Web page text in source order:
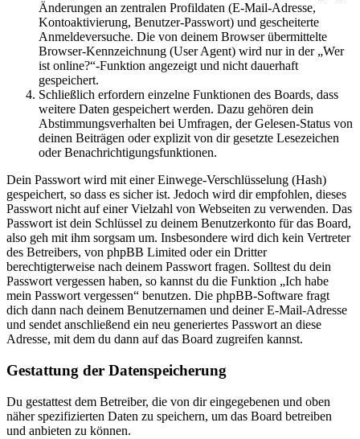
Änderungen an zentralen Profildaten (E-Mail-Adresse,
Kontoaktivierung, Benutzer-Passwort) und gescheiterte
Anmeldeversuche. Die von deinem Browser übermittelte
Browser-Kennzeichnung (User Agent) wird nur in der „Wer
ist online?“-Funktion angezeigt und nicht dauerhaft
gespeichert.
Schließlich erfordern einzelne Funktionen des Boards, dass
weitere Daten gespeichert werden. Dazu gehören dein
Abstimmungsverhalten bei Umfragen, der Gelesen-Status von
deinen Beiträgen oder explizit von dir gesetzte Lesezeichen
oder Benachrichtigungsfunktionen.
Dein Passwort wird mit einer Einwege-Verschlüsselung (Hash)
gespeichert, so dass es sicher ist. Jedoch wird dir empfohlen, dieses
Passwort nicht auf einer Vielzahl von Webseiten zu verwenden. Das
Passwort ist dein Schlüssel zu deinem Benutzerkonto für das Board,
also geh mit ihm sorgsam um. Insbesondere wird dich kein Vertreter
des Betreibers, von phpBB Limited oder ein Dritter
berechtigterweise nach deinem Passwort fragen. Solltest du dein
Passwort vergessen haben, so kannst du die Funktion „Ich habe
mein Passwort vergessen“ benutzen. Die phpBB-Software fragt
dich dann nach deinem Benutzernamen und deiner E-Mail-Adresse
und sendet anschließend ein neu generiertes Passwort an diese
Adresse, mit dem du dann auf das Board zugreifen kannst.
Gestattung der Datenspeicherung
Du gestattest dem Betreiber, die von dir eingegebenen und oben
näher spezifizierten Daten zu speichern, um das Board betreiben
und anbieten zu können.